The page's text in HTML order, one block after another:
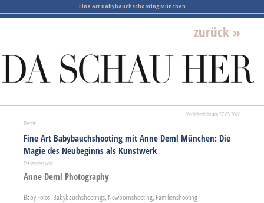
Fine Art Babybauchschooting München
zurück »
Veröffentlicht am 27.05.2026
Thema
Fine Art Babybauchshooting mit Anne Deml München: Die
Magie des Neubeginns als Kunstwerk
Präsentiert von:
Anne Deml Photography
Baby Fotos, Babybauchshootings, Newbornshooting, Familienshooting